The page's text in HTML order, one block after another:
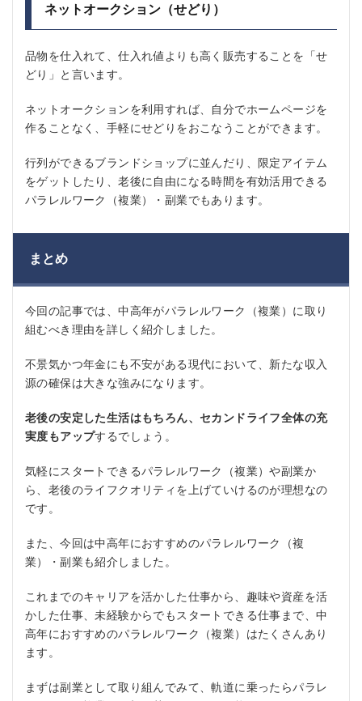
ネットオークション（せどり）
品物を仕入れて、仕入れ値よりも高く販売することを「せ
どり」と言います。
ネットオークションを利用すれば、自分でホームページを
作ることなく、手軽にせどりをおこなうことができます。
行列ができるブランドショップに並んだり、限定アイテム
をゲットしたり、老後に自由になる時間を有効活用できる
パラレルワーク（複業）・副業でもあります。
まとめ
今回の記事では、中高年がパラレルワーク（複業）に取り
組むべき理由を詳しく紹介しました。
不景気かつ年金にも不安がある現代において、新たな収入
源の確保は大きな強みになります。
老後の安定した生活はもちろん、セカンドライフ全体の充
実度もアップするでしょう。
気軽にスタートできるパラレルワーク（複業）や副業か
ら、老後のライフクオリティを上げていけるのが理想なの
です。
また、今回は中高年におすすめのパラレルワーク（複
業）・副業も紹介しました。
これまでのキャリアを活かした仕事から、趣味や資産を活
かした仕事、未経験からでもスタートできる仕事まで、中
高年におすすめのパラレルワーク（複業）はたくさんあり
ます。
まずは副業として取り組んでみて、軌道に乗ったらパラレ